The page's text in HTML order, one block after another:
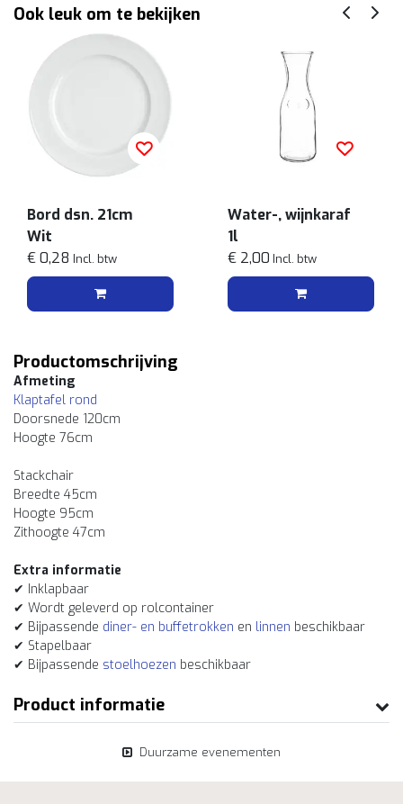
Ook leuk om te bekijken
Bord dsn. 21cm
Wit
€ 0,28 Incl. btw
Water-, wijnkaraf
1l
€ 2,00 Incl. btw
Productomschrijving
Afmeting
Klaptafel rond
Doorsnede 120cm
Hoogte 76cm
Stackchair
Breedte 45cm
Hoogte 95cm
Zithoogte 47cm
Extra informatie
✔ Inklapbaar
✔ Wordt geleverd op rolcontainer
✔ Bijpassende diner- en buffetrokken en linnen beschikbaar
✔ Stapelbaar
✔ Bijpassende stoelhoezen beschikbaar
Product informatie
Duurzame evenementen